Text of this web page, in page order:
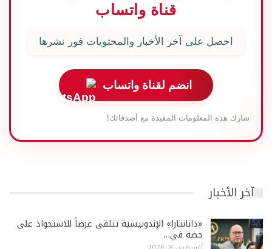
قناة واتساب
احصل على آخر الأخبار والمحتويات فور نشرها
انضم لقناة واتساب
شارك هذه المعلومات المفيدة مع أصدقائك!
آخر الأخبار
«دانانتارا» الإندونيسية تتلقى عرضاً للاستحواذ على
حصة في…